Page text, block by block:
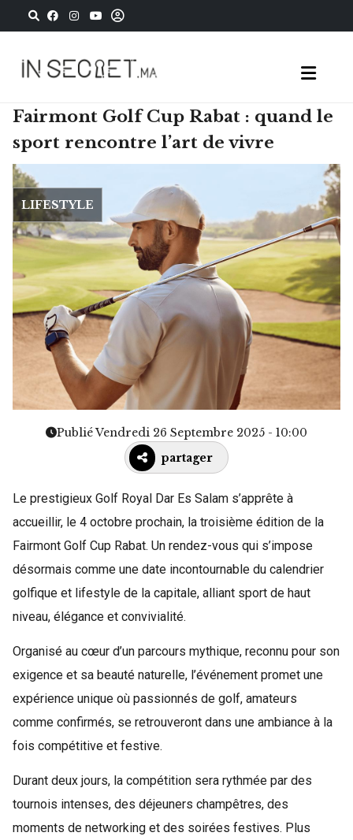
Fairmont Golf Cup Rabat : quand le
sport rencontre l’art de vivre
LIFESTYLE
Publié Vendredi 26 Septembre 2025 - 10:00
partager
Le prestigieux Golf Royal Dar Es Salam s’apprête à
accueillir, le 4 octobre prochain, la troisième édition de la
Fairmont Golf Cup Rabat. Un rendez-vous qui s’impose
désormais comme une date incontournable du calendrier
golfique et lifestyle de la capitale, alliant sport de haut
niveau, élégance et convivialité.
Organisé au cœur d’un parcours mythique, reconnu pour son
exigence et sa beauté naturelle, l’événement promet une
expérience unique où passionnés de golf, amateurs
comme confirmés, se retrouveront dans une ambiance à la
fois compétitive et festive.
Durant deux jours, la compétition sera rythmée par des
tournois intenses, des déjeuners champêtres, des
moments de networking et des soirées festives. Plus